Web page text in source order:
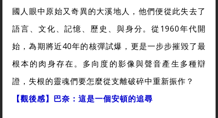
國人眼中原始又奇異的大溪地人，他們便從此失去了
語言、文化、記憶、歷史、與身分。從1960年代開
始，為期將近40年的核彈試爆，更是一步步摧毀了最
根本的肉身存在。多向度的影像與聲音產生多種辯
證，失根的靈魂們要怎麼從支離破碎中重新振作？
【觀後感】巴奈：這是一個安頓的追尋